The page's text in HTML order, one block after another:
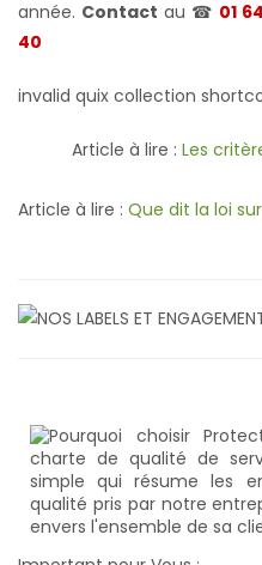
année. Contact au ☎ 01
40
invalid quix collection
Article à lire : Les
Article à lire : Que dit la loi